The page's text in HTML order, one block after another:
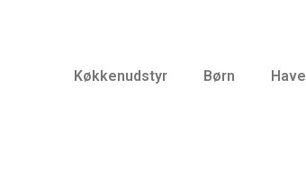
Køkkenudstyr Børn Have